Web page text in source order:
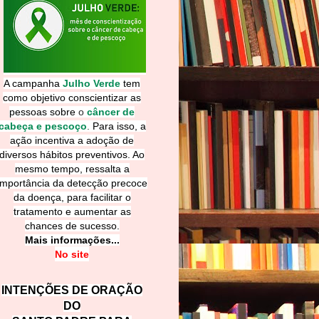
A campanha Julho Verde tem
como objetivo conscientizar as
pessoas sobre o câncer de
e pescoço
Para isso, a
ação incentiva a adoção de
diversos hábitos preventivos. Ao
mesmo tempo, ressalta a
da detecção precoce
da doença, para facilitar o
tratamento e aumentar as
chances de sucesso.
Mais informações...
No site
INTENÇÕES DE ORAÇÃO
DO